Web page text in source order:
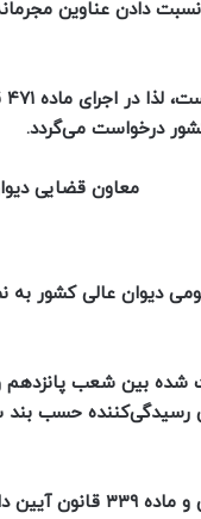
دادن عناوین
درخواست می‌گردد.
معاون قضایی
پرونده وحدت رویه ردیف ۱۴۰۱/ ۱۲
شده بین شعب پانزدهم